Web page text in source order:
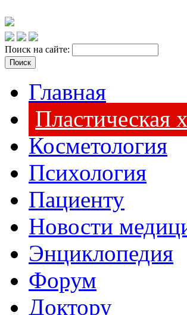
Поиск на сайте:
Главная
Пластическая
Косметология
Психология
Пациенту
Новости
Энциклопедия
Форум
Доктору